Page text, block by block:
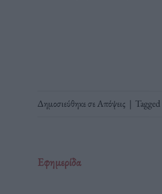
Δημοσιεύθηκε σεΑπόψεις | Tagged
Εφημερίδα